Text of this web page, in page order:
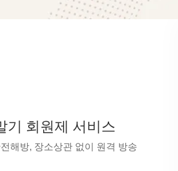
기 회원제 서비스
해방, 장소상관 없이 원격 방송